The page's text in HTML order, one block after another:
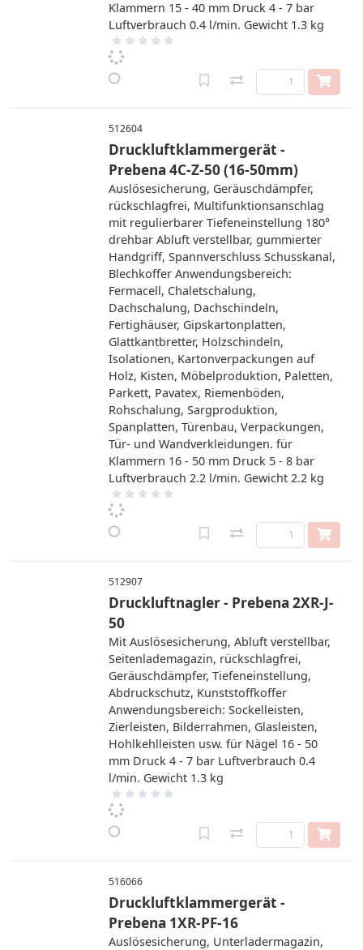
Klammern 15 - 40 mm Druck 4 - 7 bar
Luftverbrauch 0.4 l/min. Gewicht 1.3 kg
512604
Druckluftklammergerät -
Prebena 4C-Z-50 (16-50mm)
Auslösesicherung, Geräuschdämpfer,
rückschlagfrei, Multifunktionsanschlag
mit regulierbarer Tiefeneinstellung 180°
drehbar Abluft verstellbar, gummierter
Handgriff, Spannverschluss Schusskanal,
Blechkoffer Anwendungsbereich:
Fermacell, Chaletschalung,
Dachschalung, Dachschindeln,
Fertighäuser, Gipskartonplatten,
Glattkantbretter, Holzschindeln,
Isolationen, Kartonverpackungen auf
Holz, Kisten, Möbelproduktion, Paletten,
Parkett, Pavatex, Riemenböden,
Rohschalung, Sargproduktion,
Spanplatten, Türenbau, Verpackungen,
Tür- und Wandverkleidungen. für
Klammern 16 - 50 mm Druck 5 - 8 bar
Luftverbrauch 2.2 l/min. Gewicht 2.2 kg
512907
Druckluftnagler - Prebena 2XR-J-
50
Mit Auslösesicherung, Abluft verstellbar,
Seitenlademagazin, rückschlagfrei,
Geräuschdämpfer, Tiefeneinstellung,
Abdruckschutz, Kunststoffkoffer
Anwendungsbereich: Sockelleisten,
Zierleisten, Bilderrahmen, Glasleisten,
Hohlkehlleisten usw. für Nägel 16 - 50
mm Druck 4 - 7 bar Luftverbrauch 0.4
l/min. Gewicht 1.3 kg
516066
Druckluftklammergerät -
Prebena 1XR-PF-16
Auslösesicherung, Unterladermagazin,